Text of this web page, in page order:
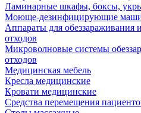
Ламинарные шкафы, боксы,
Моюще-дезинфицирующие
Аппараты для обеззараживания
отходов
Микроволновые системы
отходов
Медицинская мебель
Кресла медицинские
Кровати медицинские
Средства перемещения